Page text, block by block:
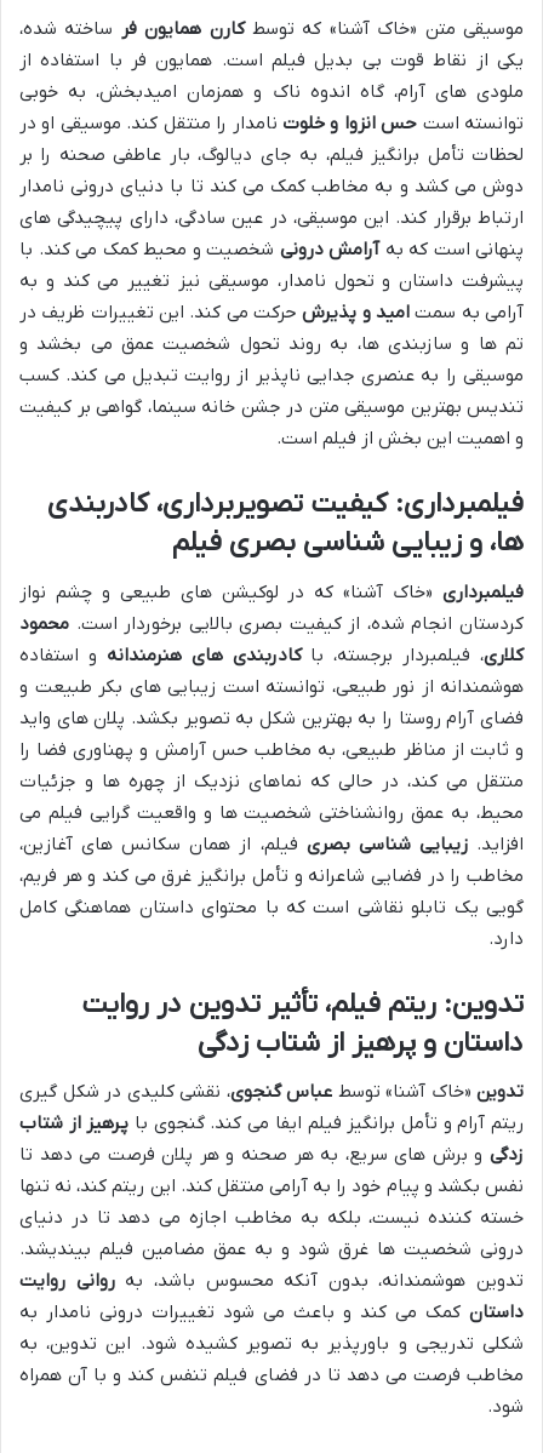
موسیقی متن «خاک آشنا» که توسطکارن همایون فر ساخته شده،
یکی از نقاط قوت بی بدیل فیلم است. همایون فر با استفاده از
ملودی های آرام، گاه اندوه ناک و همزمان امیدبخش، به خوبی
توانسته است حس انزوا و خلوت نامدار را منتقل کند. موسیقی او در
لحظات تأمل برانگیز فیلم، به جای دیالوگ، بار عاطفی صحنه را بر
دوش می کشد و به مخاطب کمک می کند تا با دنیای درونی نامدار
ارتباط برقرار کند. این موسیقی، در عین سادگی، دارای پیچیدگی های
پنهانی است که بهآرامش درونی شخصیت و محیط کمک می کند. با
پیشرفت داستان و تحول نامدار، موسیقی نیز تغییر می کند و به
آرامی به سمت امید و پذیرشحرکت می کند. این تغییرات ظریف در
تم ها و سازبندی ها، به روند تحول شخصیت عمق می بخشد و
موسیقی را به عنصری جدایی ناپذیر از روایت تبدیل می کند. کسب
تندیس بهترین موسیقی متن در جشن خانه سینما، گواهی بر کیفیت
و اهمیت این بخش از فیلم است.
فیلمبرداری: کیفیت تصویربرداری، کادربندی
ها، و زیبایی شناسی بصری فیلم
فیلمبرداری «خاک آشنا» که در لوکیشن های طبیعی و چشم نواز
کردستان انجام شده، از کیفیت بصری بالایی برخوردار است. محمود
کلاری، فیلمبردار برجسته، باکادربندی های هنرمندانه و استفاده
هوشمندانه از نور طبیعی، توانسته است زیبایی های بکر طبیعت و
فضای آرام روستا را به بهترین شکل به تصویر بکشد. پلان های واید
و ثابت از مناظر طبیعی، به مخاطب حس آرامش و پهناوری فضا را
منتقل می کند، در حالی که نماهای نزدیک از چهره ها و جزئیات
محیط، به عمق روانشناختی شخصیت ها و واقعیت گرایی فیلم می
افزاید.زیبایی شناسی بصری فیلم، از همان سکانس های آغازین،
مخاطب را در فضایی شاعرانه و تأمل برانگیز غرق می کند و هر فریم،
گویی یک تابلو نقاشی است که با محتوای داستان هماهنگی کامل
دارد.
تدوین: ریتم فیلم، تأثیر تدوین در روایت
داستان و پرهیز از شتاب زدگی
تدوین «خاک آشنا» توسط عباس گنجوی، نقشی کلیدی در شکل گیری
ریتم آرام و تأمل برانگیز فیلم ایفا می کند. گنجوی با پرهیز از شتاب
زدگی و برش های سریع، به هر صحنه و هر پلان فرصت می دهد تا
نفس بکشد و پیام خود را به آرامی منتقل کند. این ریتم کند، نه تنها
خسته کننده نیست، بلکه به مخاطب اجازه می دهد تا در دنیای
درونی شخصیت ها غرق شود و به عمق مضامین فیلم بیندیشد.
تدوین هوشمندانه، بدون آنکه محسوس باشد، بهروانی روایت
داستان کمک می کند و باعث می شود تغییرات درونی نامدار به
شکلی تدریجی و باورپذیر به تصویر کشیده شود. این تدوین، به
مخاطب فرصت می دهد تا در فضای فیلم تنفس کند و با آن همراه
شود.